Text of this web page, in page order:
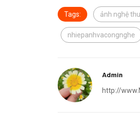
Tags: ảnh nghệ
nhiepanhvacongnghe
Admin
http://